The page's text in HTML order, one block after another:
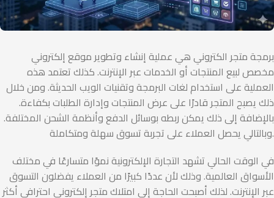
مخصص لبيع المنتجات أو الخدمات عبر الإنترنت. كذلك تعتمد هذه
العملية على استخدام لغات البرمجة وتقنيات الويب الحديثة. ومن خلال
ذلك يصبح المتجر قادرًا على عرض المنتجات وإدارة الطلبات بكفاءة.
بالإضافة إلى ذلك يمكن ربطه بوسائل الدفع وأنظمة الشحن المختلفة.
وبالتالي يحصل العملاء على تجربة تسوق سهلة ومتكاملة.
في الوقت الحالي تشهد التجارة الإلكترونية نموًا متسارعًا في مختلف
الأسواق العالمية. وذلك لأن عددًا كبيرًا من العملاء يفضلون التسوق
عبر الإنترنت. لذلك أصبحت الحاجة إلى امتلاك متجر إلكتروني احترافي أكثر